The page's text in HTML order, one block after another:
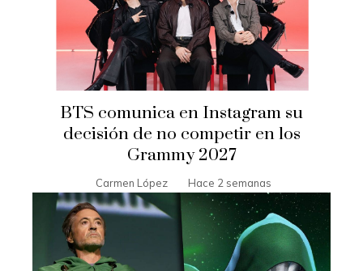
BTS comunica en Instagram su
decisión de no competir en los
Grammy 2027
Carmen López Hace 2 semanas